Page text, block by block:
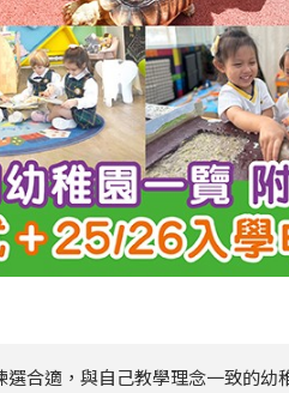
合適，與自己教學理念一致的